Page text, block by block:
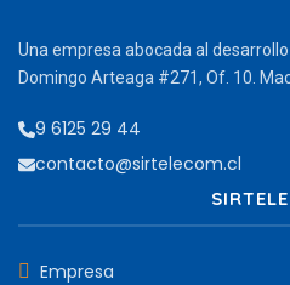
Una empresa abocada al
Domingo Arteaga #271, Of. 10.
9 6125 29 44
contacto@sirtelecom.cl
Empresa